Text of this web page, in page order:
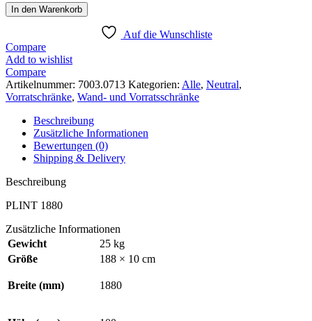
WANDPLEISTE
1880
In den Warenkorb
Auf die Wunschliste
Compare
Add to wishlist
Compare
Artikelnummer: 7003.0713 Kategorien: Alle, Neutral,
Vorratschränke, Wand- und Vorratsschränke
Beschreibung
Zusätzliche Informationen
Bewertungen (0)
Shipping & Delivery
Beschreibung
PLINT 1880
Zusätzliche Informationen
Gewicht
25 kg
Größe
188 × 10 cm
Breite (mm) 1880